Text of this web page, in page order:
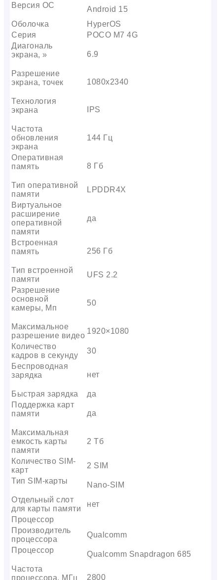
Версия ОС
Android 15
Оболочка
HyperOS
Серия
POCO M7 4G
Диагональ
экрана, »
6.9
Разрешение
экрана, точек
1080х2340
Технология
экрана
IPS
Частота
обновления
экрана
144 Гц
Оперативная
память
8 Гб
Тип оперативной
памяти
LPDDR4X
Виртуальное
расширение
оперативной
памяти
да
Встроенная
память
256 Гб
Тип встроенной
памяти
UFS 2.2
Разрешение
основной
камеры, Мп
50
Максимальное
разрешение видео
1920×1080
Количество
кадров в секунду
30
Беспроводная
зарядка
нет
Быстрая зарядка
да
Поддержка карт
памяти
да
Максимальная
емкость карты
памяти
2 Тб
Количество SIM-
карт
2 SIM
Тип SIM-карты
Nano-SIM
Отдельный слот
для карты памяти
нет
Процессор
Производитель
процессора
Qualcomm
Процессор
Qualcomm Snapdragon 685
Частота
процессора, МГц
2800